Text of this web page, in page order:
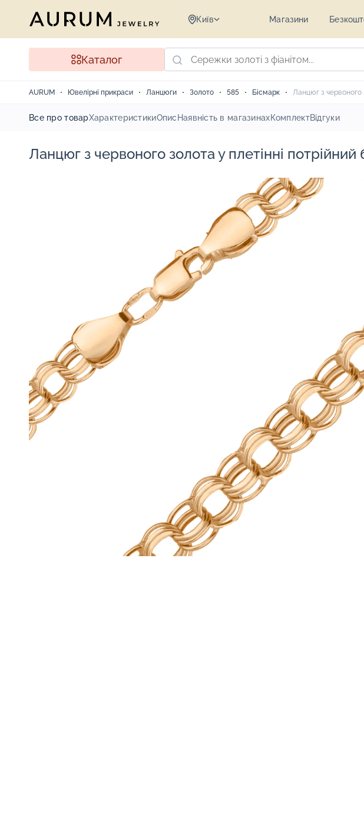
Київ Магазини
Каталог
AURUM Ювелірні прикраси Ланцюги Золото 585 Бісмарк Ланцюг з червоного
Все про товарХарактеристикиОпис Наявність в магазинахКомплектВідгуки
Ланцюг з червоного золота у плетінні